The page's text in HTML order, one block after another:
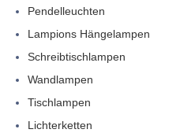
Pendelleuchten
Lampions Hängelampen
Schreibtischlampen
Wandlampen
Tischlampen
Lichterketten